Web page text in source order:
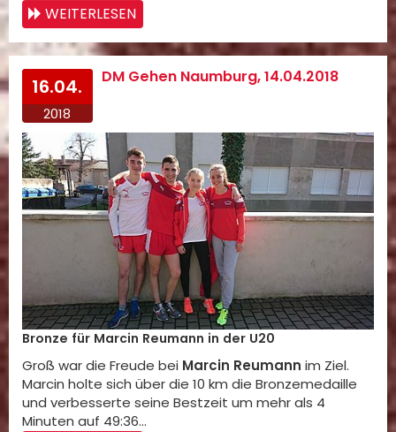
WEITERLESEN
16.04.
2018
DM Gehen Naumburg, 14.04.2018
Bronze für Marcin Reumann in der U20
Groß war die Freude bei Marcin Reumann im Ziel.
Marcin holte sich über die 10 km die Bronzemedaille
und verbesserte seine Bestzeit um mehr als 4
Minuten auf 49:36…